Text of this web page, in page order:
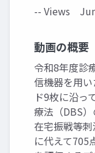
-- Views
動画の概要
令和8年度診
信機器を用
ド9枚に沿っ
療法（DBS
在宅振戦等
に代えて705